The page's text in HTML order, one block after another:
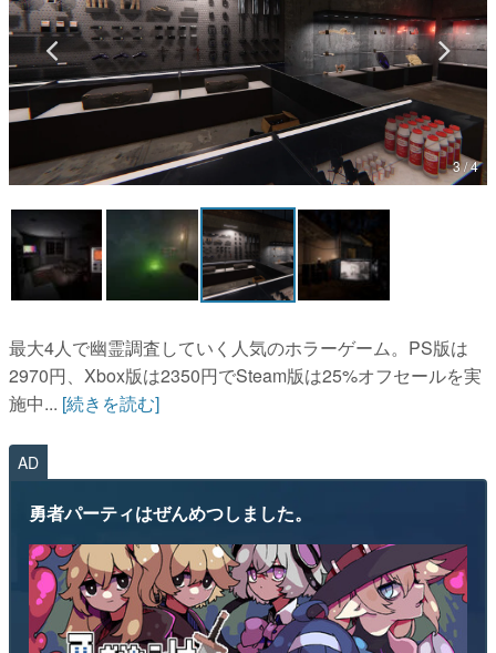
ゲームが変えた日本語
「経験値」「裏技」「ラスボス」… ゲームにまつわる言葉
の起源や用法の変遷を、コンピューター文化史研究家・タ
イニーP氏が徹底調査。
カテゴリ
特集記事
マンガ
女性向け
アプリレビュー
その他
電ファミニコゲーマーとは？
運営：株式会社マレ
3 / 4
最大4人で幽霊調査していく人気のホラーゲーム。PS版は
2970円、Xbox版は2350円でSteam版は25%オフセールを実
施中... [続きを読む]
AD
勇者パーティはぜんめつしました。